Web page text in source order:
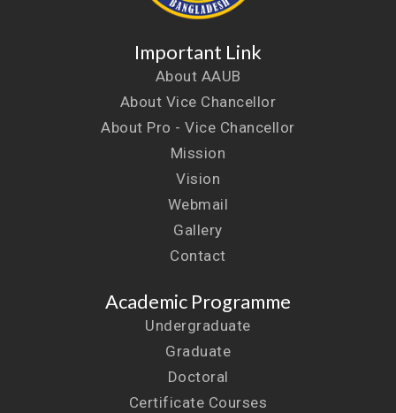
Important Link
About AAUB
About Vice Chancellor
About Pro - Vice Chancellor
Mission
Vision
Webmail
Gallery
Contact
Academic Programme
Undergraduate
Graduate
Doctoral
Certificate Courses